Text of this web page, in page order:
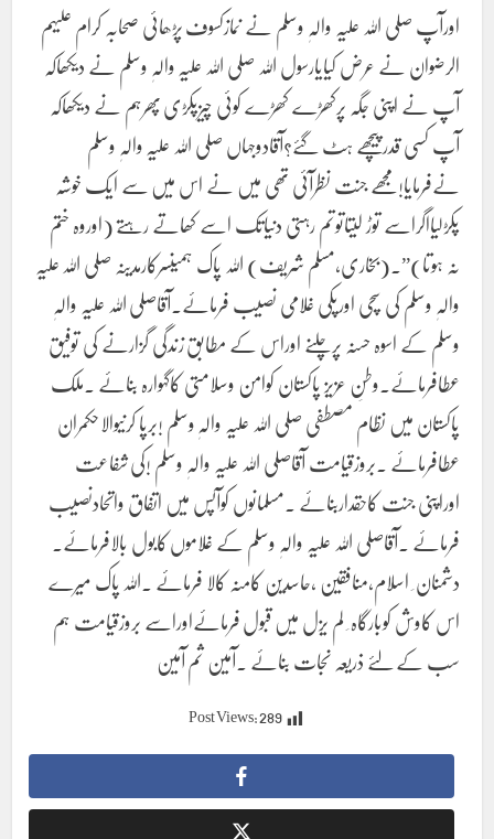
اورآپ صلی اللہ علیہ والہٖ وسلم نے نمازکسوف پڑھائی صحابہ کرام علیہم
الرضوان نے عرض کیایارسول اللہ صلی اللہ علیہ والہٖ وسلم نے دیکھاکہ
آپ نے اپنی جگہ پرکھڑے کھڑے کوئی چیزپکڑی پھرہم نے دیکھاکہ
آپ کسی قدرپیچھے ہٹ گئے؟آقادوجہاں صلی اللہ علیہ والہٖ وسلم
نےفرمایا!مجھے جنت نظرآئی تھی میں نے اس میں سے ایک خوشہ
پکڑلیااگراسے توڑ لیتاتوتم رہتی دنیاتک اسے کھاتے رہتے (اوروہ ختم
نہ ہوتا)”۔(بخاری،مسلم شریف) اللہ پاک ہمیںسرکارمدینہ صلی اللہ علیہ
والہٖ وسلم کی سچی اورپکی غلامی نصیب فرمائے۔آقاصلی اللہ علیہ والہٖ
وسلم کے اسوہ حسنہ پرچلنے اوراس کے مطابق زندگی گزارنے کی توفیق
عطافرمائے۔وطنِ عزیز پاکستان کوامن وسلامتی کاگہوارہ بنائے ۔ملک
پاکستان میں نظام مصطفی صلی اللہ علیہ والہٖ وسلم !برپا کرنیوالاحکمران
عطافرمائے ۔بروزقیامت آقاصلی اللہ علیہ والہٖ وسلم !کی شفاعت
اوراپنی جنت کاحقداربنائے ۔مسلمانوں کوآپس میں اتفاق واتحادنصیب
فرمائے ۔آقاصلی اللہ علیہ والہٖ وسلم کے غلاموں کابول بالافرمائے۔
دشمنان ِ اسلام،منافقین ،حاسدین کامنہ کالا فرمائے ۔اللہ پاک میرے
اس کاوش کوبارگاہ ِ لم یزل میں قبول فرمائےاوراسے بروزقیامت ہم
سب کے لئے ذریعہ نجات بنائے ۔آمین ثم آمین
Post Views:289